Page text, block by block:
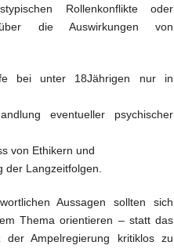
Rollenkonflikte oder
die Auswirkungen von
bei unter 18Jährigen nur in
eventueller psychischer
von Ethikern und
der Langzeitfolgen.
Aussagen sollten sich
Thema orientieren – statt das
der Ampelregierung kritiklos zu